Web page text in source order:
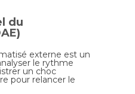
du
externe est un
le rythme
un choc
pour relancer le